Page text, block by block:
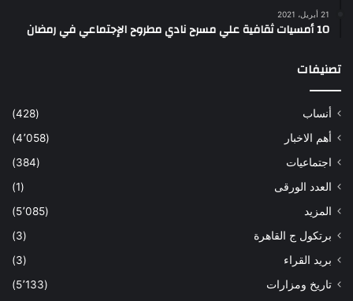
21 أبريل، 2021
10 أمسيات ثقافية علي مسرح نادي مطروح الإجتماعي في رمضان
تصنيفات
أنساب
(428)
أهم الاخبار
(4٬058)
اجتماعيات
(384)
العدد الورقى
(1)
المزيد
(5٬085)
برتكول ج القاهرة
(3)
بريد القراء
(3)
تاريخ ومزارات
(5٬133)